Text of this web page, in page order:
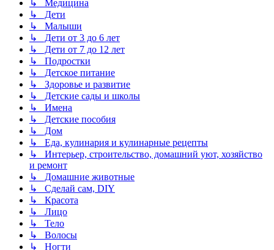
↳ Медицина
↳ Дети
↳ Малыши
↳ Дети от 3 до 6 лет
↳ Дети от 7 до 12 лет
↳ Подростки
↳ Детское питание
↳ Здоровье и развитие
↳ Детские сады и школы
↳ Имена
↳ Детские пособия
↳ Дом
↳ Еда, кулинария и кулинарные рецепты
↳ Интерьер, строительство, домашний уют, хозяйство
и ремонт
↳ Домашние животные
↳ Сделай сам, DIY
↳ Красота
↳ Лицо
↳ Тело
↳ Волосы
↳ Ногти